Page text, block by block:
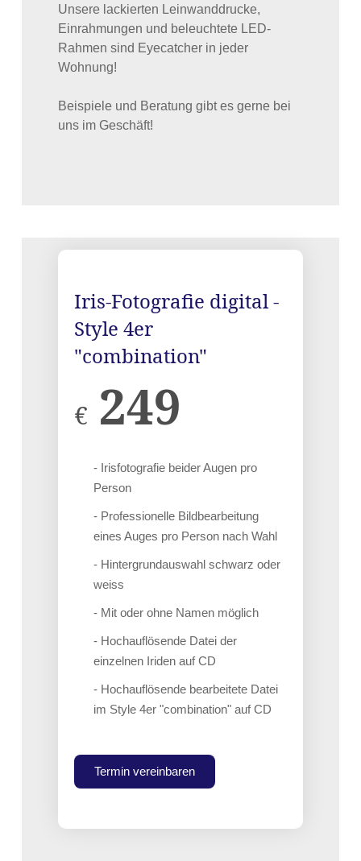
Unsere lackierten Leinwanddrucke,
Einrahmungen und beleuchtete LED-
Rahmen sind Eyecatcher in jeder
Wohnung!
Beispiele und Beratung gibt es gerne bei
uns im Geschäft!
Iris-Fotografie digital -
Style 4er
"combination"
€ 249
- Irisfotografie beider Augen pro
Person
- Professionelle Bildbearbeitung
eines Auges pro Person nach Wahl
- Hintergrundauswahl schwarz oder
weiss
- Mit oder ohne Namen möglich
- Hochauflösende Datei der
einzelnen Iriden auf CD
- Hochauflösende bearbeitete Datei
im Style 4er "combination" auf CD
Termin vereinbaren